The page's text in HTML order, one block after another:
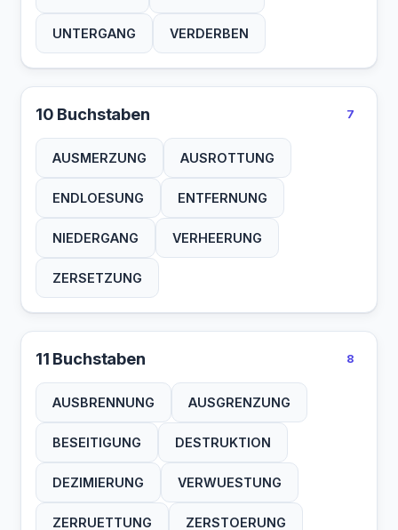
UNTERGANG VERDERBEN
10 Buchstaben 7
AUSMERZUNG AUSROTTUNG
ENDLOESUNG ENTFERNUNG
NIEDERGANG VERHEERUNG
ZERSETZUNG
11 Buchstaben 8
AUSBRENNUNG AUSGRENZUNG
BESEITIGUNG DESTRUKTION
DEZIMIERUNG VERWUESTUNG
ZERRUETTUNG ZERSTOERUNG